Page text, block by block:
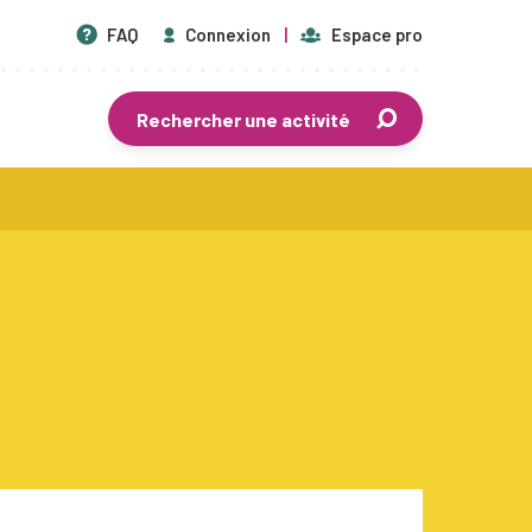
FAQ Connexion Espace pro
Rechercher une activité